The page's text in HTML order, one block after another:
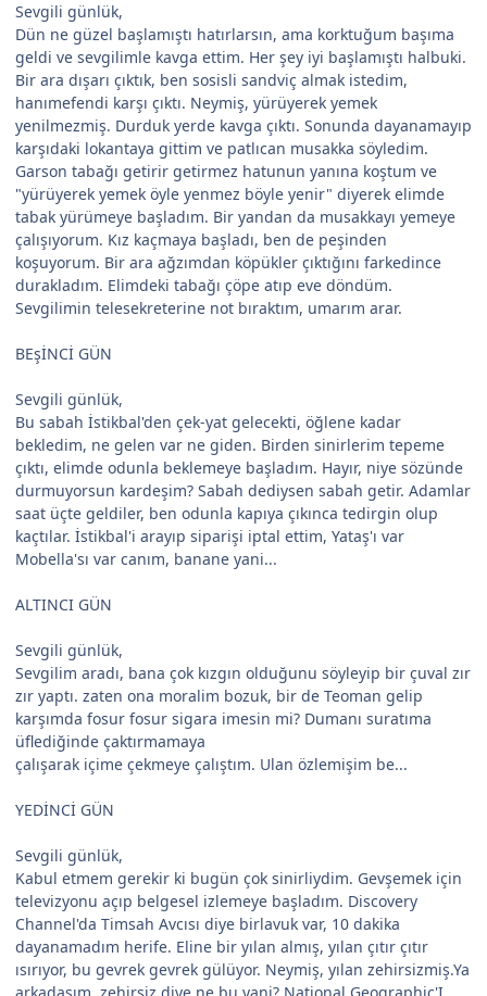
Sevgili günlük,
Dün ne güzel başlamıştı hatırlarsın, ama korktuğum başıma
geldi ve sevgilimle kavga ettim. Her şey iyi başlamıştı halbuki.
Bir ara dışarı çıktık, ben sosisli sandviç almak istedim,
hanımefendi karşı çıktı. Neymiş, yürüyerek yemek
yenilmezmiş. Durduk yerde kavga çıktı. Sonunda dayanamayıp
karşıdaki lokantaya gittim ve patlıcan musakka söyledim.
Garson tabağı getirir getirmez hatunun yanına koştum ve
"yürüyerek yemek öyle yenmez böyle yenir" diyerek elimde
tabak yürümeye başladım. Bir yandan da musakkayı yemeye
çalışıyorum. Kız kaçmaya başladı, ben de peşinden
koşuyorum. Bir ara ağzımdan köpükler çıktığını farkedince
durakladım. Elimdeki tabağı çöpe atıp eve döndüm.
Sevgilimin telesekreterine not bıraktım, umarım arar.
BEşİNCİ GÜN
Sevgili günlük,
Bu sabah İstikbal'den çek-yat gelecekti, öğlene kadar
bekledim, ne gelen var ne giden. Birden sinirlerim tepeme
çıktı, elimde odunla beklemeye başladım. Hayır, niye sözünde
durmuyorsun kardeşim? Sabah dediysen sabah getir. Adamlar
saat üçte geldiler, ben odunla kapıya çıkınca tedirgin olup
kaçtılar. İstikbal'i arayıp siparişi iptal ettim, Yataş'ı var
Mobella'sı var canım, banane yani...
ALTINCI GÜN
Sevgili günlük,
Sevgilim aradı, bana çok kızgın olduğunu söyleyip bir çuval zır
zır yaptı. zaten ona moralim bozuk, bir de Teoman gelip
karşımda fosur fosur sigara imesin mi? Dumanı suratıma
üflediğinde çaktırmamaya
çalışarak içime çekmeye çalıştım. Ulan özlemişim be...
YEDİNCİ GÜN
Sevgili günlük,
Kabul etmem gerekir ki bugün çok sinirliydim. Gevşemek için
televizyonu açıp belgesel izlemeye başladım. Discovery
Channel'da Timsah Avcısı diye birlavuk var, 10 dakika
dayanamadım herife. Eline bir yılan almış, yılan çıtır çıtır
ısırıyor, bu gevrek gevrek gülüyor. Neymiş, yılan zehirsizmiş.Ya